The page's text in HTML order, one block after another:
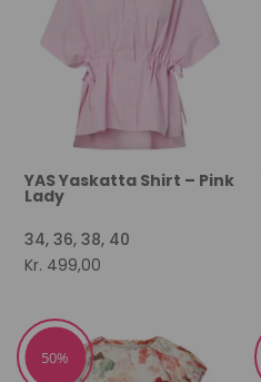
YAS Yaskatta Shirt – Pink
Lady
34, 36, 38, 40
Kr. 499,00
50%